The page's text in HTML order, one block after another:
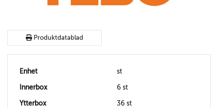
Produktdatablad
Enhet st
Innerbox 6 st
Ytterbox 36 st